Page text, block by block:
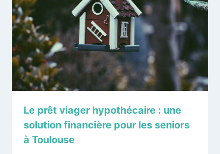
Le prêt viager hypothécaire : une
solution financière pour les seniors
à Toulouse